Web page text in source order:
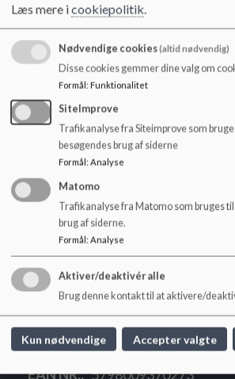
o
I løbet af februar/marts måned vil du på
besked om at udfylde, hvornår I holder
klar forventning om, at du som forælder
ferieanmodninger der bliver sendt ud på
måde kan vi undgå et ressourcespild ved
medarbejdere på arbejde til at passe et
Du vil måske også opleve, at stuens
dialog med dig og opfordrer til, at I
forlænget weekend, hvis I har mulighed
vurderer, at dit barn har brug for det.
Mosaikken
Nørrebrogade 209C, 2. og 3. sal,
77633@kk.dk
8256 7600
EAN NR. 5798009370273
Læs mere icookiepolitik.
Nødvendige cookies(altid nødvendig)
Disse cookies gemmer dine valg om
Formål: Funktionalitet
SiteImprove
Trafikanalyse fra Siteimprove som
besøgendes brug af siderne
Formål : Analyse
Matomo
Trafikanalyse fra Matomo som bruges
brug af siderne.
Formål: Analyse
Aktiver/deaktivér alle
Brug denne kontakt til at aktivere/
Kun nødvendige Accepter valgte